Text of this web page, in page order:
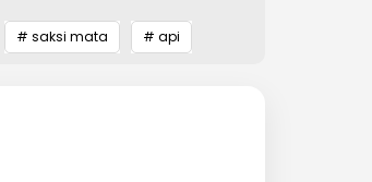
# saksi mata # api